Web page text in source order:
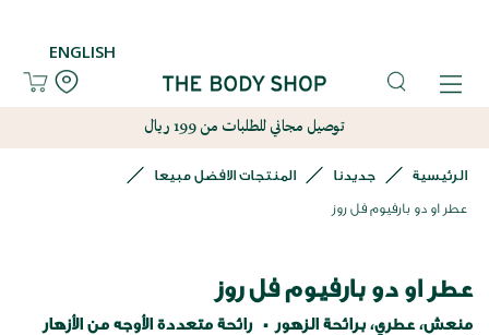
ENGLISH
توصيل مجاني للطلبات من 199 ريال
الرئيسية جديدنا المنتجات الافضل مبيعا
عطر او دو بارفيوم فل روز
عطر او دو بارفيوم فل روز
منعش، عطري، برائحة الزهور
رائحة متعددة الأوجه من الأزهار